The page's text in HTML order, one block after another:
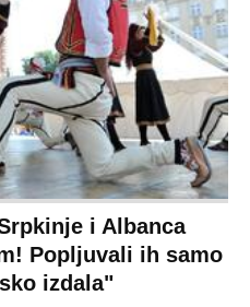
i Albanca
Popljuvali ih samo
izdala"